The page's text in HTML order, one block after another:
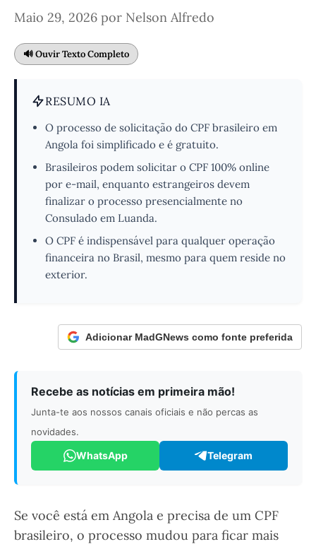
Maio 29, 2026 por Nelson Alfredo
🔊 Ouvir Texto Completo
RESUMO IA
O processo de solicitação do CPF brasileiro em
Angola foi simplificado e é gratuito.
Brasileiros podem solicitar o CPF 100% online
por e-mail, enquanto estrangeiros devem
finalizar o processo presencialmente no
Consulado em Luanda.
O CPF é indispensável para qualquer operação
financeira no Brasil, mesmo para quem reside no
exterior.
Adicionar MadGNews como fonte preferida
Recebe as notícias em primeira mão!
Junta-te aos nossos canais oficiais e não percas as
novidades.
WhatsApp Telegram
Se você está em Angola e precisa de um CPF
brasileiro, o processo mudou para ficar mais